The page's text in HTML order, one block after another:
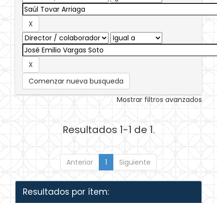
Comenzar nueva busqueda
Mostrar filtros avanzados
Resultados 1-1 de 1.
Anterior 1 Siguiente
Resultados por ítem: